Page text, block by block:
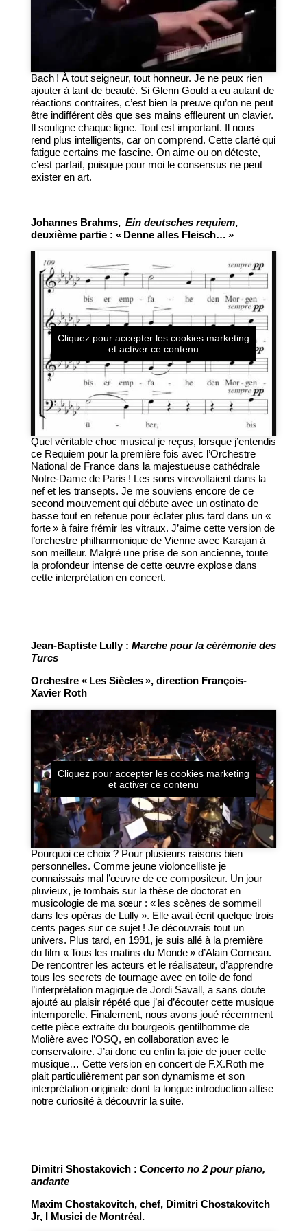
Bach ! À tout seigneur, tout honneur. Je ne peux rien
ajouter à tant de beauté. Si Glenn Gould a eu autant de
réactions contraires, c’est bien la preuve qu’on ne peut
être indifférent dès que ses mains effleurent un clavier.
Il souligne chaque ligne. Tout est important. Il nous
rend plus intelligents, car on comprend. Cette clarté qui
fatigue certains me fascine. On aime ou on déteste,
c’est parfait, puisque pour moi le consensus ne peut
exister en art.
Johannes Brahms, Ein deutsches requiem,
deuxième partie : « Denne alles Fleisch… »
Cliquez pour accepter les cookies marketing
et activer ce contenu
Quel véritable choc musical je reçus, lorsque j’entendis
ce Requiem pour la première fois avec l’Orchestre
National de France dans la majestueuse cathédrale
Notre-Dame de Paris ! Les sons virevoltaient dans la
nef et les transepts. Je me souviens encore de ce
second mouvement qui débute avec un ostinato de
basse tout en retenue pour éclater plus tard dans un «
forte » à faire frémir les vitraux. J’aime cette version de
l’orchestre philharmonique de Vienne avec Karajan à
son meilleur. Malgré une prise de son ancienne, toute
la profondeur intense de cette œuvre explose dans
cette interprétation en concert.
Jean-Baptiste Lully : Marche pour la cérémonie des
Turcs
Orchestre « Les Siècles », direction François-
Xavier Roth
Cliquez pour accepter les cookies marketing
et activer ce contenu
Pourquoi ce choix ? Pour plusieurs raisons bien
personnelles. Comme jeune violoncelliste je
connaissais mal l’œuvre de ce compositeur. Un jour
pluvieux, je tombais sur la thèse de doctorat en
musicologie de ma sœur : « les scènes de sommeil
dans les opéras de Lully ». Elle avait écrit quelque trois
cents pages sur ce sujet ! Je découvrais tout un
univers. Plus tard, en 1991, je suis allé à la première
du film « Tous les matins du Monde » d’Alain Corneau.
De rencontrer les acteurs et le réalisateur, d’apprendre
tous les secrets de tournage avec en toile de fond
l’interprétation magique de Jordi Savall, a sans doute
ajouté au plaisir répété que j’ai d’écouter cette musique
intemporelle. Finalement, nous avons joué récemment
cette pièce extraite du bourgeois gentilhomme de
Molière avec l’OSQ, en collaboration avec le
conservatoire. J’ai donc eu enfin la joie de jouer cette
musique… Cette version en concert de F.X.Roth me
plait particulièrement par son dynamisme et son
interprétation originale dont la longue introduction attise
notre curiosité à découvrir la suite.
Dimitri Shostakovich : Concerto no 2 pour piano,
andante
Maxim Chostakovitch, chef, Dimitri Chostakovitch
Jr, I Musici de Montréal.